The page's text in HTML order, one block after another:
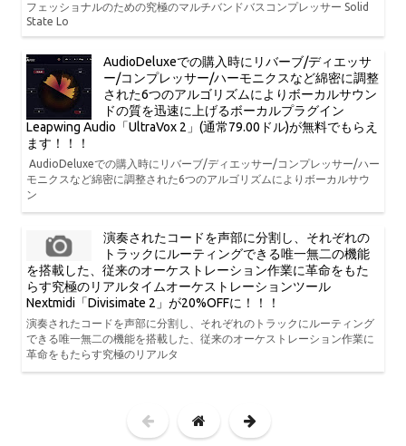
フェッショナルのための究極のマルチバンドバスコンプレッサー Solid
State Lo
AudioDeluxeでの購入時にリバーブ/ディエッサ
ー/コンプレッサー/ハーモニクスなど綿密に調整
された6つのアルゴリズムによりボーカルサウン
ドの質を迅速に上げるボーカルプラグイン
Leapwing Audio「UltraVox 2」(通常79.00ドル)が無料でもらえ
ます！！！
AudioDeluxeでの購入時にリバーブ/ディエッサー/コンプレッサー/ハー
モニクスなど綿密に調整された6つのアルゴリズムによりボーカルサウ
ン
演奏されたコードを声部に分割し、それぞれの
トラックにルーティングできる唯一無二の機能
を搭載した、従来のオーケストレーション作業に革命をもた
らす究極のリアルタイムオーケストレーションツール
Nextmidi「Divisimate 2」が20%OFFに！！！
演奏されたコードを声部に分割し、それぞれのトラックにルーティング
できる唯一無二の機能を搭載した、従来のオーケストレーション作業に
革命をもたらす究極のリアルタ